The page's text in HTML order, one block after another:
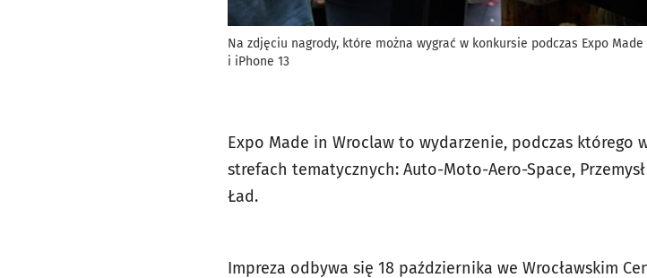
Na zdjęciu nagrody, które można wygrać w konkursie podczas Expo
i iPhone 13
Expo Made in Wroclaw to wydarzenie, podczas którego
strefach tematycznych: Auto-Moto-Aero-Space,
Ład.
Impreza odbywa się 18 października we Wrocławskim